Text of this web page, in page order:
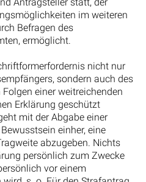
im weiteren
Befragen des
ermöglicht.
nicht nur
sondern auch des
einer weitreichenden
Erklärung geschützt
mit der Abgabe einer
einher, eine
abzugeben. Nichts
persönlich zum Zwecke
vor einem